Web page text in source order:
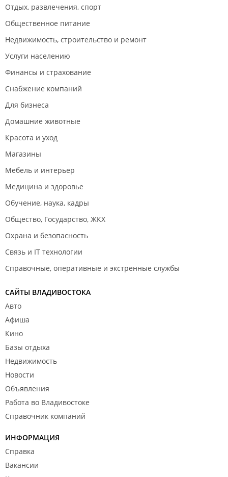
Отдых, развлечения, спорт
Общественное питание
Недвижимость, строительство и ремонт
Услуги населению
Финансы и страхование
Снабжение компаний
Для бизнеса
Домашние животные
Красота и уход
Магазины
Мебель и интерьер
Медицина и здоровье
Обучение, наука, кадры
Общество, Государство, ЖКХ
Охрана и безопасность
Связь и IT технологии
Справочные, оперативные и экстренные службы
САЙТЫ ВЛАДИВОСТОКА
Авто
Афиша
Кино
Базы отдыха
Недвижимость
Новости
Объявления
Работа во Владивостоке
Справочник компаний
ИНФОРМАЦИЯ
Справка
Вакансии